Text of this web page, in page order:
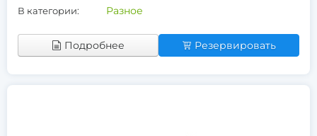
В категории: Разное
Подробнее Резервировать